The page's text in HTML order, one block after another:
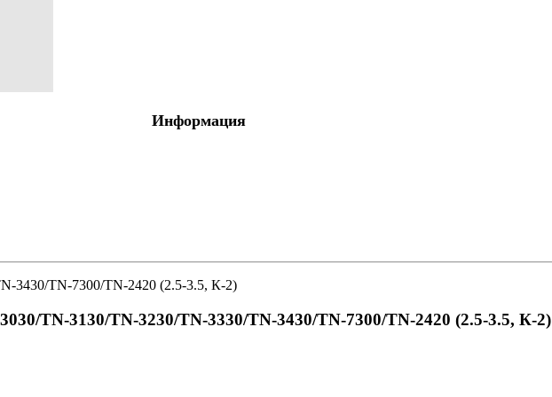
Информация
3430/TN-7300/TN-2420 (2.5-3.5, К-2)
TN-3130/TN-3230/TN-3330/TN-3430/TN-7300/TN-2420 (2.5-3.5, К-2)